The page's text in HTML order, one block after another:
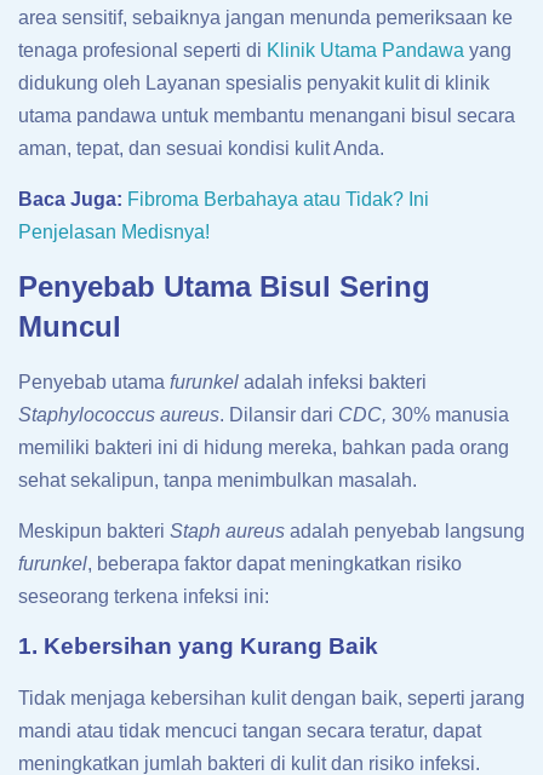
area sensitif, sebaiknya jangan menunda pemeriksaan ke
tenaga profesional seperti di Klinik Utama Pandawa yang
didukung oleh Layanan spesialis penyakit kulit di klinik
utama pandawa untuk membantu menangani bisul secara
aman, tepat, dan sesuai kondisi kulit Anda.
Baca Juga: Fibroma Berbahaya atau Tidak? Ini
Penjelasan Medisnya!
Penyebab Utama Bisul Sering
Muncul
Penyebab utama furunkel adalah infeksi bakteri
Staphylococcus aureus. Dilansir dari CDC, 30% manusia
memiliki bakteri ini di hidung mereka, bahkan pada orang
sehat sekalipun, tanpa menimbulkan masalah.
Meskipun bakteri Staph aureus adalah penyebab langsung
furunkel, beberapa faktor dapat meningkatkan risiko
seseorang terkena infeksi ini:
1. Kebersihan yang Kurang Baik
Tidak menjaga kebersihan kulit dengan baik, seperti jarang
mandi atau tidak mencuci tangan secara teratur, dapat
meningkatkan jumlah bakteri di kulit dan risiko infeksi.